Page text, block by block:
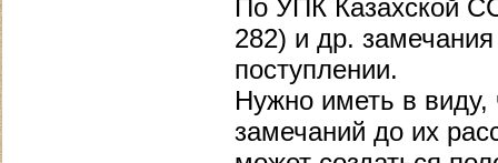
По УПК Казахской
282) и др.
поступлении.
Нужно иметь в виду,
замечаний до их